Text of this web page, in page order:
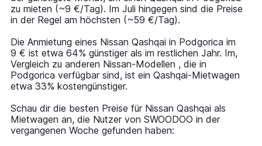
chart
has
1
Y
axis
displaying
values.
Range:
0
to
120.
zu mieten (~9 €/Tag). Im Juli hingegen sind die Preise
in der Regel am höchsten (~59 €/Tag).
Die Anmietung eines Nissan Qashqai in Podgorica im
9 € ist etwa 64% günstiger als im restlichen Jahr. Im,
Vergleich zu anderen Nissan-Modellen , die in
Podgorica verfügbar sind, ist ein Qashqai-Mietwagen
etwa 33% kostengünstiger.
Schau dir die besten Preise für Nissan Qashqai als
Mietwagen an, die Nutzer von SWOODOO in der
vergangenen Woche gefunden haben: